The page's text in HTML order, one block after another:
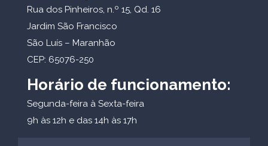
Rua dos Pinheiros, n.º 15, Qd. 16
Jardim São Francisco
São Luís – Maranhão
CEP: 65076-250
Horário de funcionamento:
Segunda-feira à Sexta-feira
9h às 12h e das 14h às 17h